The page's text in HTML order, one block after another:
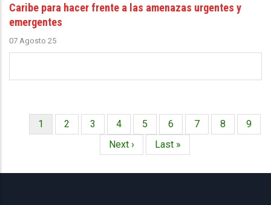
Caribe para hacer frente a las amenazas urgentes y
emergentes
07 Agosto 25
Paginación
Página
actual
1 Página
2 Página
3 Página
4 Página
5 Página
6 Página
7 Página
8
9
Siguiente
página
Next ›
Última
página
Last »